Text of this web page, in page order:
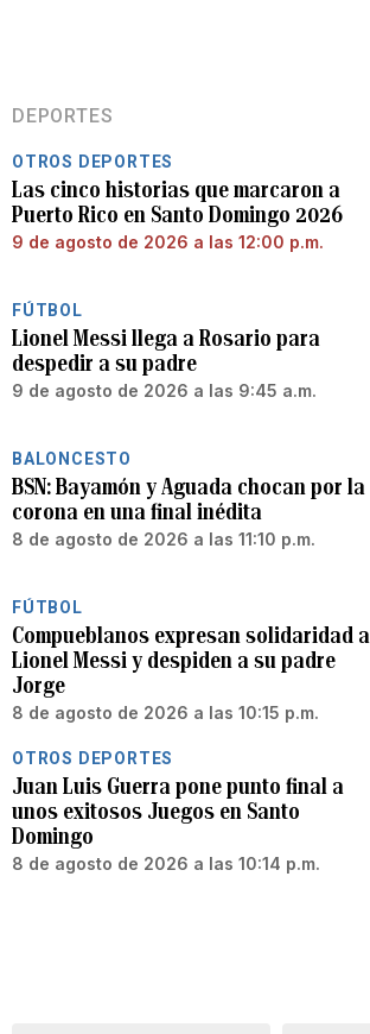
DEPORTES
OTROS DEPORTES
Las cinco historias que marcaron a
Puerto Rico en Santo Domingo 2026
9 de agosto de 2026 a las 12:00 p.m.
FÚTBOL
Lionel Messi llega a Rosario para
despedir a su padre
9 de agosto de 2026 a las 9:45 a.m.
BALONCESTO
BSN: Bayamón y Aguada chocan por la
corona en una final inédita
8 de agosto de 2026 a las 11:10 p.m.
FÚTBOL
Compueblanos expresan solidaridad a
Lionel Messi y despiden a su padre
Jorge
8 de agosto de 2026 a las 10:15 p.m.
OTROS DEPORTES
Juan Luis Guerra pone punto final a
unos exitosos Juegos en Santo
Domingo
8 de agosto de 2026 a las 10:14 p.m.